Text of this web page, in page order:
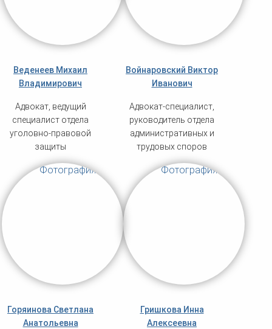
Веденеев Михаил
Владимирович
Адвокат, ведущий
специалист отдела
уголовно-правовой
защиты
Войнаровский Виктор
Иванович
Адвокат-специалист,
руководитель отдела
административных и
трудовых споров
Горяинова Светлана
Анатольевна
Гришкова Инна
Алексеевна